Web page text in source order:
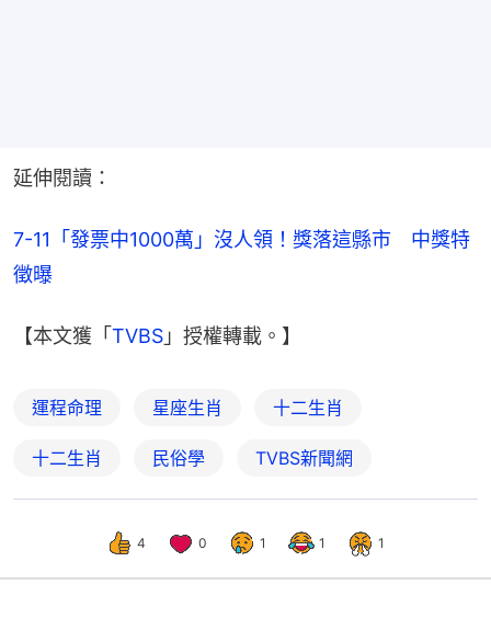
延伸閱讀：
7-11「發票中1000萬」沒人領！獎落這縣市　中獎特
徵曝
【本文獲「 TVBS 」授權轉載。】
運程命理 星座生肖 十二生肖
十二生肖 民俗學 TVBS新聞網
4 0 1 1 1